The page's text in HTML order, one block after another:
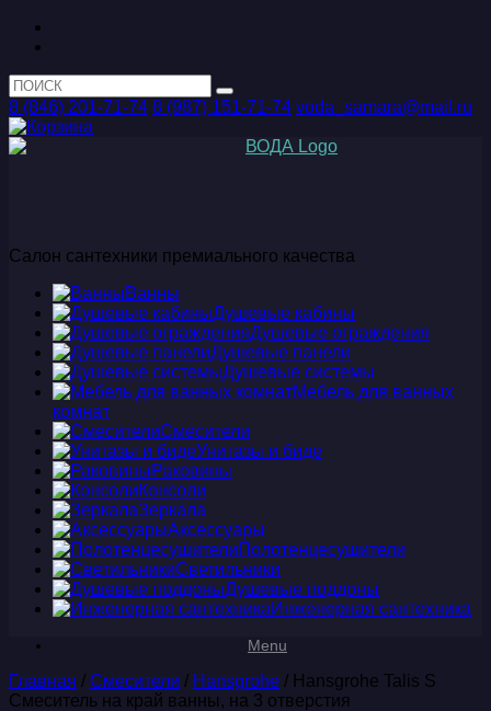
8 (846) 201-71-74 8 (987) 151-71-74 voda_samara@mail.ru
Салон сантехники премиального качества
Ванны
Душевые кабины
Душевые ограждения
Душевые панели
Душевые системы
Мебель для ванных
комнат
Смесители
Унитазы и биде
Раковины
Консоли
Зеркала
Аксессуары
Полотенцесушители
Светильники
Душевые поддоны
Инженерная сантехника
Menu
Главная / Смесители / Hansgrohe / Hansgrohe Talis S
Смеситель на край ванны, на 3 отверстия